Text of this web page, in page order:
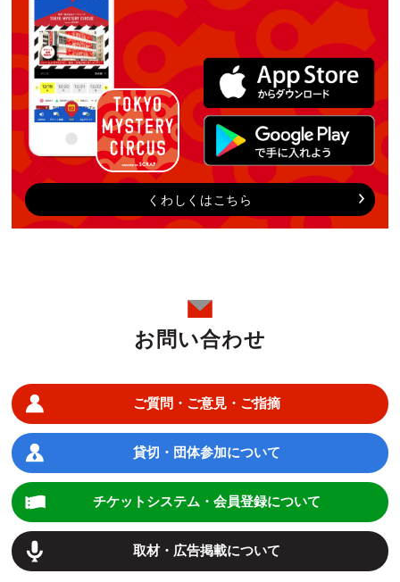
くわしくはこちら
お問い合わせ
ご質問・ご意見・ご指摘
貸切・団体参加について
チケットシステム・会員登録について
取材・広告掲載について